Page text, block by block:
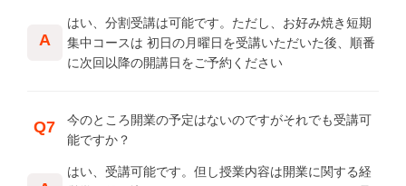
A
はい、分割受講は可能です。ただし、お好み焼き短期
集中コースは 初日の月曜日を受講いただいた後、順番
に次回以降の開講日をご予約ください
Q7
今のところ開業の予定はないのですがそれでも受講可
能ですか？
はい、受講可能です。但し授業内容は開業に関する経